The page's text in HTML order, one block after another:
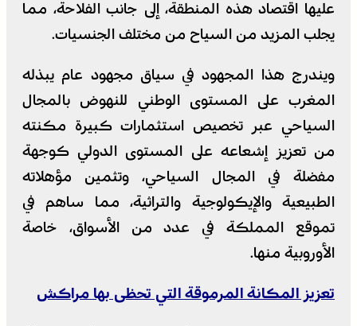
عليها اقتصاد هذه المنطقة، إلى جانب الفلاحة، مما
يجلب المزيد من السياح من مختلف الجنسيات.
ويندرج هذا المجهود في سياق مجهود عام يبذله
المغرب على المستوى الوطني للنهوض بالمجال
السياحي عبر تخصيص استثمارات كبيرة مكنته
من تعزيز إشعاعه على المستوى الدولي كوجهة
مفضلة في المجال السياحي، وتثمين مؤهلاته
الطبيعية والإيكولوجية والتراثية، مما ساهم في
تموقع المملكة في عدد من الأسواق، خاصة
الأوروبية منها.
تعزيز المكانة المرموقة التي تحظى بها مراكش